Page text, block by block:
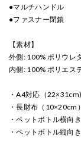
●マルチハンドル
●ファスナー閉鎖
【素材】
外側: 100% ポリウレ
内側: 100% ポリエス
・A4対応（
・長財布（10×20cm
・ペットボトル横向
・ペットボトル縦向